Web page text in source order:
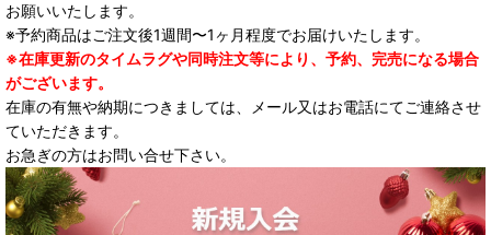
お願いいたします。
※予約商品はご注文後1週間〜1ヶ月程度でお届けいたします。
※在庫更新のタイムラグや同時注文等により、予約、完売になる場合
がございます。
在庫の有無や納期につきましては、メール又はお電話にてご連絡させ
ていただきます。
お急ぎの方はお問い合せ下さい。